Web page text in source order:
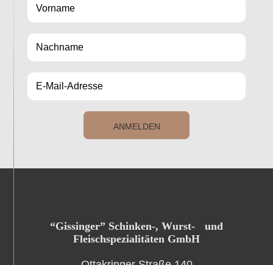
ANMELDEN
“Gissinger” Schinken-, Wurst- und
Fleischspezialitäten GmbH